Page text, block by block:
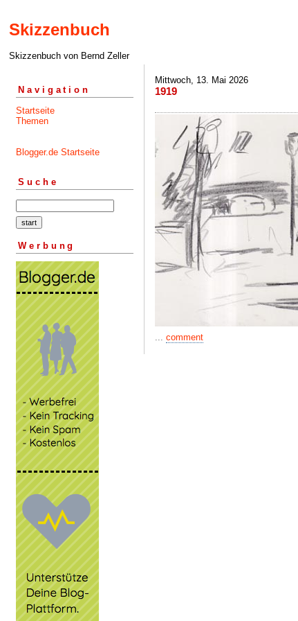
Skizzenbuch
Skizzenbuch von Bernd Zeller
Navigation
Startseite
Themen
Blogger.de Startseite
Suche
Werbung
Mittwoch, 13. Mai 2026
1919
... comment